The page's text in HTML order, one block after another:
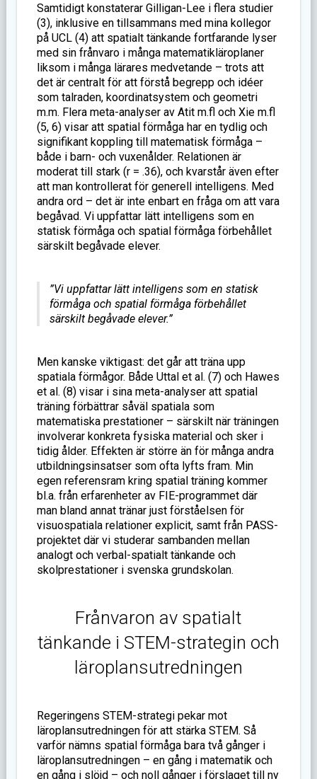
Samtidigt konstaterar Gilligan-Lee i flera studier
(3), inklusive en tillsammans med mina kollegor
på UCL (4) att spatialt tänkande fortfarande lyser
med sin frånvaro i många matematikläroplaner
liksom i många lärares medvetande – trots att
det är centralt för att förstå begrepp och idéer
som talraden, koordinatsystem och geometri
m.m. Flera meta-analyser av Atit m.fl och Xie m.fl
(5, 6) visar att spatial förmåga har en tydlig och
signifikant koppling till matematisk förmåga –
både i barn- och vuxenålder. Relationen är
moderat till stark (r = .36), och kvarstår även efter
att man kontrollerat för generell intelligens. Med
andra ord – det är inte enbart en fråga om att vara
begåvad. Vi uppfattar lätt intelligens som en
statisk förmåga och spatial förmåga förbehållet
särskilt begåvade elever.
”Vi uppfattar lätt intelligens som en statisk
förmåga och spatial förmåga förbehållet
särskilt begåvade elever.”
Men kanske viktigast: det går att träna upp
spatiala förmågor. Både Uttal et al. (7) och Hawes
et al. (8) visar i sina meta-analyser att spatial
träning förbättrar såväl spatiala som
matematiska prestationer – särskilt när träningen
involverar konkreta fysiska material och sker i
tidig ålder. Effekten är större än för många andra
utbildningsinsatser som ofta lyfts fram. Min
egen referensram kring spatial träning kommer
bl.a. från erfarenheter av FIE-programmet där
man bland annat tränar just förståelsen för
visuospatiala relationer explicit, samt från PASS-
projektet där vi studerar sambanden mellan
analogt och verbal-spatialt tänkande och
skolprestationer i svenska grundskolan.
Frånvaron av spatialt
tänkande i STEM-strategin och
läroplansutredningen
Regeringens STEM-strategi pekar mot
läroplansutredningen för att stärka STEM. Så
varför nämns spatial förmåga bara två gånger i
läroplansutredningen – en gång i matematik och
en gång i slöjd – och noll gånger i förslaget till ny